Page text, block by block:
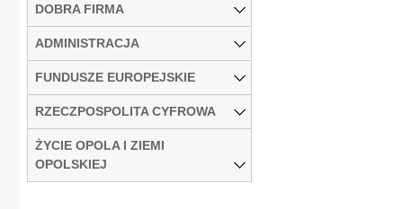
DOBRA FIRMA
ADMINISTRACJA
FUNDUSZE EUROPEJSKIE
RZECZPOSPOLITA CYFROWA
ŻYCIE OPOLA I ZIEMI
OPOLSKIEJ